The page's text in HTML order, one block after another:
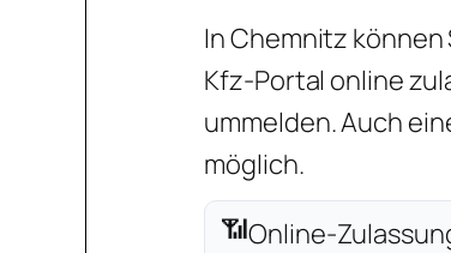
In Chemnitz können
Kfz-Portal online
ummelden. Auch
möglich.
📶Online-